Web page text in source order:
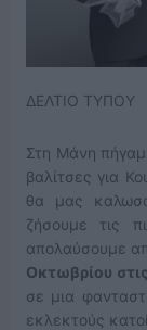
ΔΕΛΤΙΟ ΤΥΠΟΥ
Στη Μάνη
βαλίτσες για
θα μας
ζήσουμε τις
απολαύσουμε
Οκτωβρίου
σε μια
εκλεκτούς